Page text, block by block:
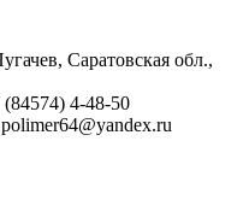
Саратовская обл.,
(84574) 4-48-50
polimer64@yandex.ru